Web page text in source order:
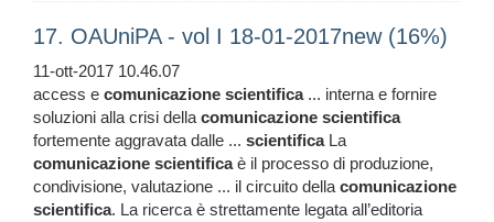
17. OAUniPA - vol I 18-01-2017new (16%)
11-ott-2017 10.46.07
access e comunicazione scientifica... interna e fornire
soluzioni alla crisi dellacomunicazione scientifica
fortemente aggravata dalle ... scientificaLa
comunicazione scientificaè il processo di produzione,
condivisione, valutazione ... il circuito dellacomunicazione
scientifica. La ricerca è strettamente legata all’editoria